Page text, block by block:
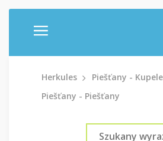
Herkules
Piešťany -
Piešťany - Piešťany